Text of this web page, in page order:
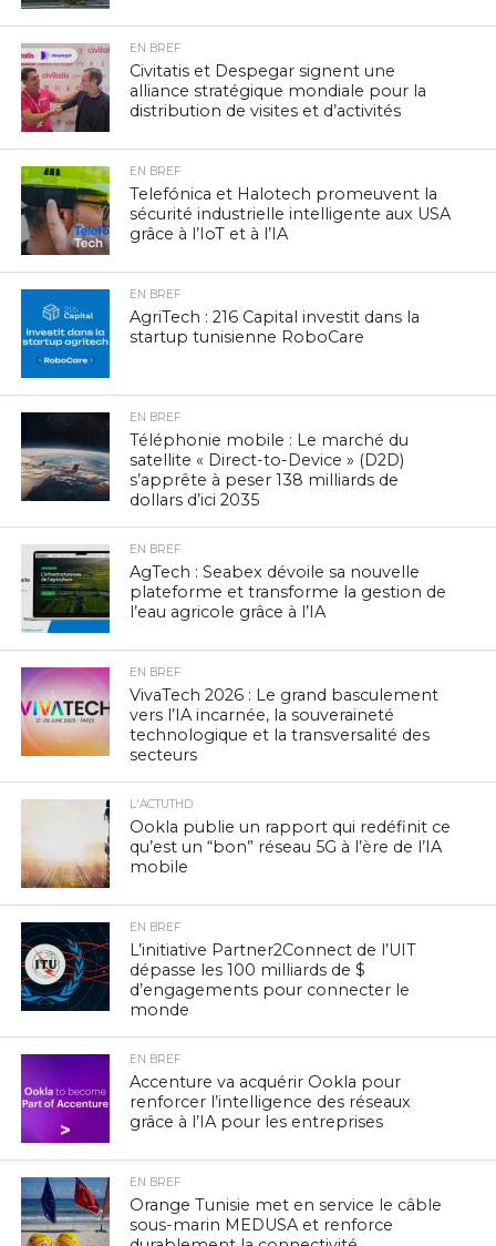
EN BREF
Civitatis et Despegar signent une
alliance stratégique mondiale pour la
distribution de visites et d’activités
EN BREF
Telefónica et Halotech promeuvent la
sécurité industrielle intelligente aux USA
grâce à l’IoT et à l’IA
EN BREF
AgriTech : 216 Capital investit dans la
startup tunisienne RoboCare
EN BREF
Téléphonie mobile : Le marché du
satellite « Direct-to-Device » (D2D)
s’apprête à peser 138 milliards de
dollars d’ici 2035
EN BREF
AgTech : Seabex dévoile sa nouvelle
plateforme et transforme la gestion de
l’eau agricole grâce à l’IA
EN BREF
VivaTech 2026 : Le grand basculement
vers l’IA incarnée, la souveraineté
technologique et la transversalité des
secteurs
L'ACTUTHD
Ookla publie un rapport qui redéfinit ce
qu’est un “bon” réseau 5G à l’ère de l’IA
mobile
EN BREF
L’initiative Partner2Connect de l’UIT
dépasse les 100 milliards de $
d’engagements pour connecter le
monde
EN BREF
Accenture va acquérir Ookla pour
renforcer l’intelligence des réseaux
grâce à l’IA pour les entreprises
EN BREF
Orange Tunisie met en service le câble
sous-marin MEDUSA et renforce